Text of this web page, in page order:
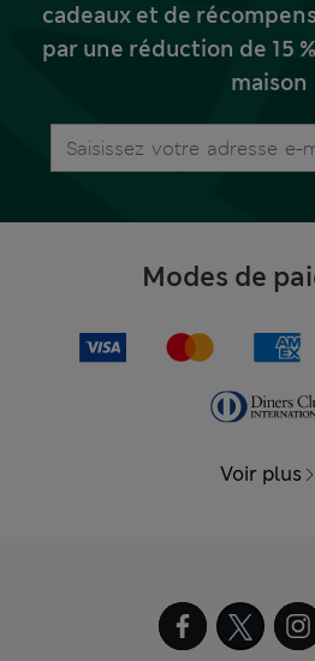
cadeaux et de
par une réduction de 15
maison
Modes de
Voir plus